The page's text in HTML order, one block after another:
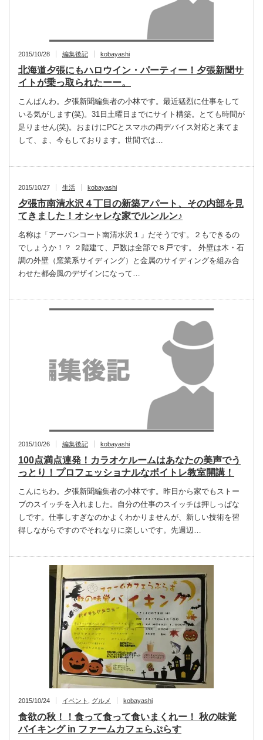
2015/10/28 編集後記 kobayashi
北海道夕張にもハロウイン・パーティー！夕張新聞サ
イトが乗っ取られたーー。
こんばんわ。夕張新聞編集者の小林です。最近猛烈に仕事をして
いる気がします(笑)。31日土曜日までにサイト構築。とても時間が
足りません(笑)。おまけにPCとスマホの両デバイス対応と来てま
して、ま、今もしております。世間では…
2015/10/27 生活 kobayashi
夕張市南清水沢４丁目の新築アパート、その内部を見
てきました！オシャレな家でルンルン♪
名称は「アーバンコート南清水沢１」だそうです。２もできるの
でしょうか！？ ２階建て、戸数は全部で８戸です。 外壁は木・石
調の外壁（窯業系サイディング）と金属のサイディングを組み合
わせた都会風のデザインになって…
2015/10/26 編集後記 kobayashi
100点満点連発！カラオケルームはあなたの美声でう
っとり！プロフェッショナルなボイトレ教室開講！
こんにちわ。夕張新聞編集者の小林です。昨日から家でもストー
ブのスイッチを入れました。自分の仕事のスイッチは押しっぱな
しです。仕事しすぎなのかよくわかりませんが、新しい技術を習
得しながらですのでそれなりに楽しいです。先週辺…
2015/10/24 イベント グルメ kobayashi
食欲の秋！！食って食って食いまくれー！ 秋の味覚
バイキング in ファームカフェらぷらす